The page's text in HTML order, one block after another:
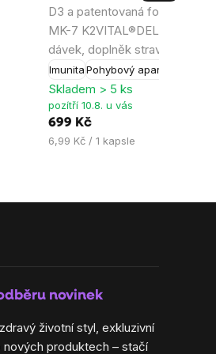
D3 a patentovaná forma K2
MK-7 K2VITAL®DELTA, 100
dávek, doplněk stravy
ImunitaPohybový aparát
5,0
z
5
hvězdiček.
Skladem > 5 ks
pozítří 10.8. u vás
699 Kč
Měrná
6,99 Kč / 1 kapsle
novinek
životní styl, exkluzivní
produktech – stačí